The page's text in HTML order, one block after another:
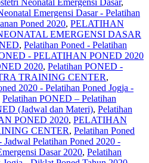
Emergensi Dasar - Pelatihan
Poned 2020, PELATIHAN
EMERGENSI DASAR
, Pelatihan Poned - Pelatihan
- PELATIHAN PONED 2020
2020, Pelatihan PONED -
TRAINING CENTER,
2020 - Pelatihan Poned Jogja -
Pelatihan PONED – Pelatihan
(Jadwal dan Materi), Pelatihan
PONED 2020, PELATIHAN
CENTER, Pelatihan Poned
Jadwal Pelatihan Poned 2020 -
Dasar 2020, Pelatihan